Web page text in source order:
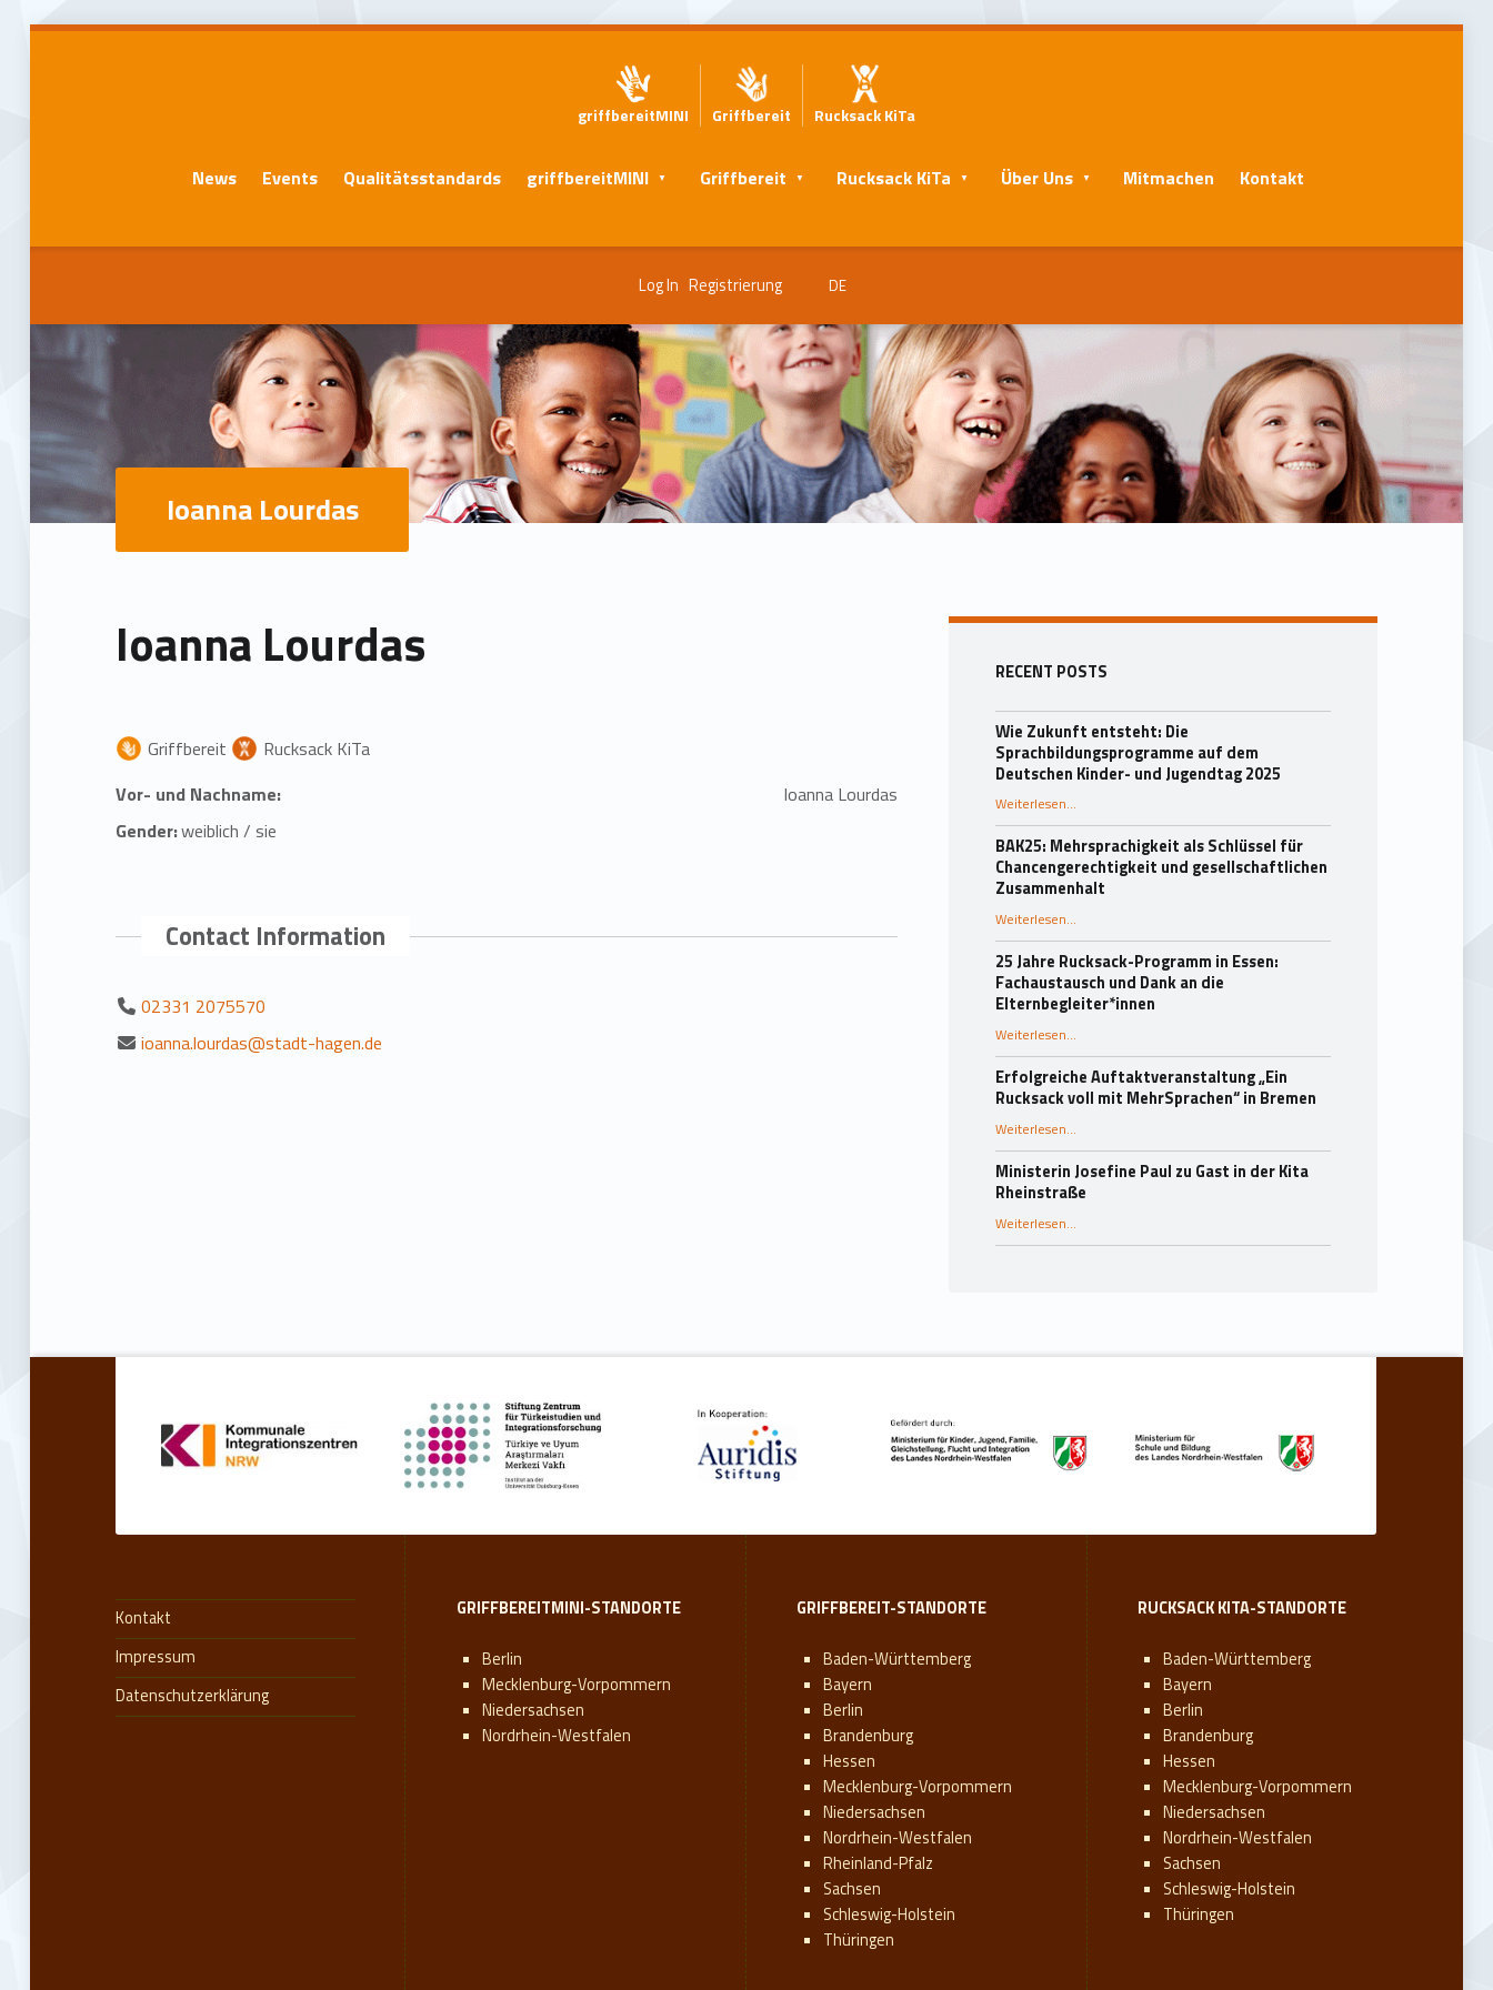
griffbereitMINI Griffbereit Rucksack KiTa
News Events Qualitätsstandards griffbereitMINI Griffbereit Rucksack KiTa Über Uns Mitmachen Kontakt
Log In Registrierung DE
Ioanna Lourdas
Ioanna Lourdas
Griffbereit
Rucksack KiTa
Vor- und Nachname:
Ioanna Lourdas
Gender:weiblich / sie
Contact Information
02331 2075570
ioanna.lourdas@stadt-hagen.de
Seitenleiste
RECENT POSTS
Wie Zukunft entsteht: Die
Sprachbildungsprogramme auf dem
Deutschen Kinder- und Jugendtag 2025
Weiterlesen“Wie Zukunft entsteht: Die Sprachbildungsprogramme auf dem Deutschen Kinder- und Jugendtag 2025”
…
BAK25: Mehrsprachigkeit als Schlüssel für
Chancengerechtigkeit und gesellschaftlichen
Zusammenhalt
Weiterlesen“BAK25: Mehrsprachigkeit als Schlüssel für Chancengerechtigkeit und gesellschaftlichen Zusammenhalt”
…
25 Jahre Rucksack-Programm in Essen:
Fachaustausch und Dank an die
Elternbegleiter*innen
Weiterlesen“25 Jahre Rucksack-Programm in Essen: Fachaustausch und Dank an die Elternbegleiter*innen”
…
Erfolgreiche Auftaktveranstaltung „Ein
Rucksack voll mit MehrSprachen“ in Bremen
Weiterlesen“Erfolgreiche Auftaktveranstaltung „Ein Rucksack voll mit MehrSprachen“ in Bremen”
…
Ministerin Josefine Paul zu Gast in der Kita
Rheinstraße
Weiterlesen“Ministerin Josefine Paul zu Gast in der Kita Rheinstraße”
…
Kontakt
Impressum
Datenschutzerklärung
GRIFFBEREITMINI-STANDORTE
Berlin
Mecklenburg-Vorpommern
Niedersachsen
Nordrhein-Westfalen
GRIFFBEREIT-STANDORTE
Baden-Württemberg
Bayern
Berlin
Brandenburg
Hessen
Mecklenburg-Vorpommern
Niedersachsen
Nordrhein-Westfalen
Rheinland-Pfalz
Sachsen
Schleswig-Holstein
Thüringen
RUCKSACK KITA-STANDORTE
Baden-Württemberg
Bayern
Berlin
Brandenburg
Hessen
Mecklenburg-Vorpommern
Niedersachsen
Nordrhein-Westfalen
Sachsen
Schleswig-Holstein
Thüringen